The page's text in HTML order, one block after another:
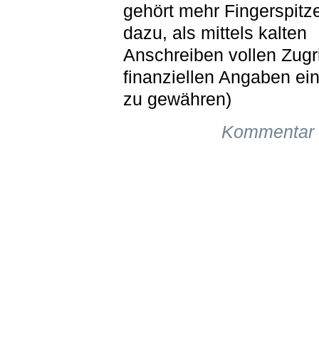
gehört mehr
dazu, als mittels kalten
Anschreiben vollen
finanziellen Angaben
zu gewähren)